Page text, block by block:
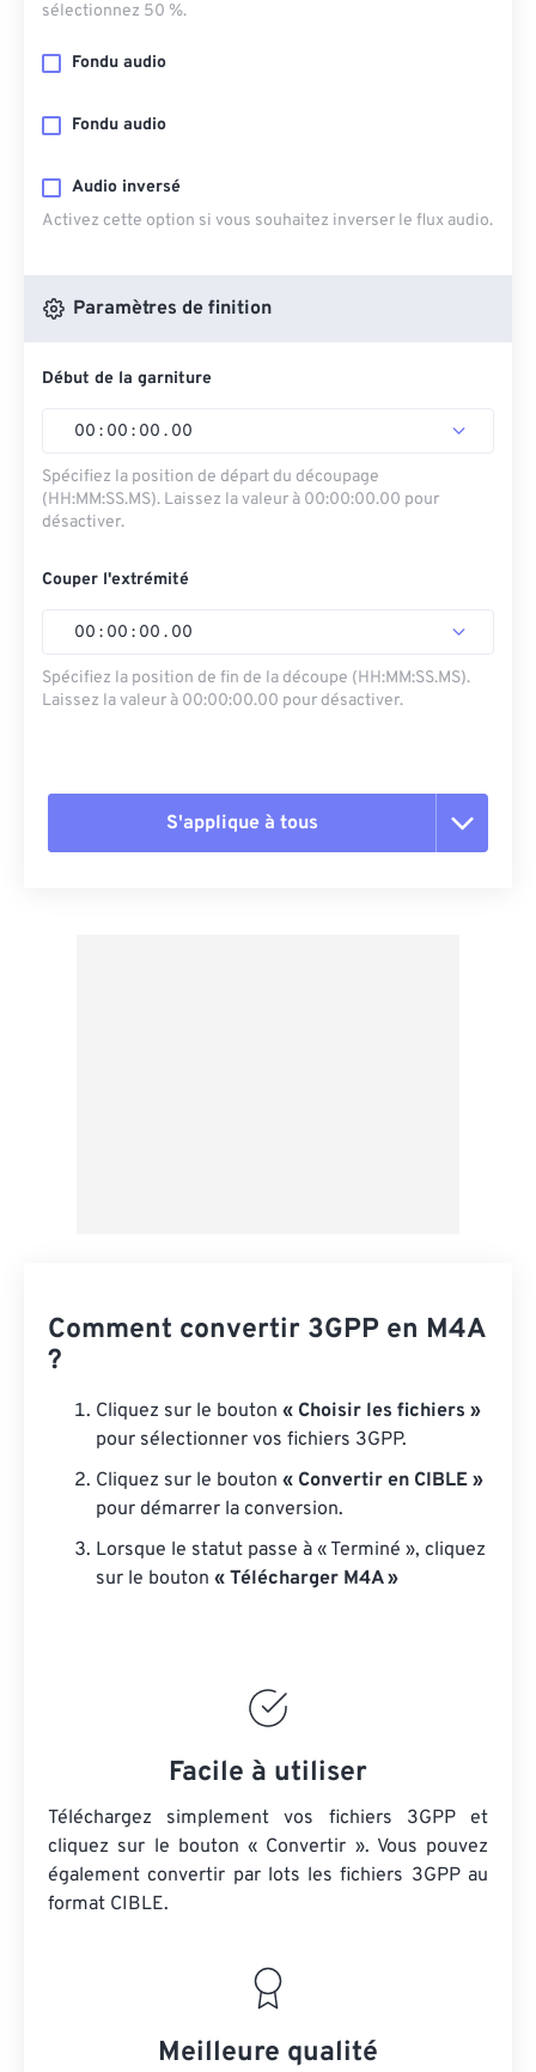
sélectionnez 50 %.
Fondu audio
Fondu audio
Audio inversé
Activez cette option si vous souhaitez inverser le flux audio.
Paramètres de finition
Début de la garniture
00 : 00 : 00 . 00
Spécifiez la position de départ du découpage
(HH:MM:SS.MS). Laissez la valeur à 00:00:00.00 pour
désactiver.
Couper l'extrémité
00 : 00 : 00 . 00
Spécifiez la position de fin de la découpe (HH:MM:SS.MS).
Laissez la valeur à 00:00:00.00 pour désactiver.
S'applique à tous
Comment convertir 3GPP en M4A
?
Cliquez sur le bouton « Choisir les fichiers »
pour sélectionner vos fichiers 3GPP.
Cliquez sur le bouton « Convertir en CIBLE »
pour démarrer la conversion.
Lorsque le statut passe à « Terminé », cliquez
sur le bouton « Télécharger M4A »
Facile à utiliser
Téléchargez simplement vos fichiers 3GPP et
cliquez sur le bouton « Convertir ». Vous pouvez
également convertir par lots les fichiers 3GPPau
format CIBLE.
Meilleure qualité